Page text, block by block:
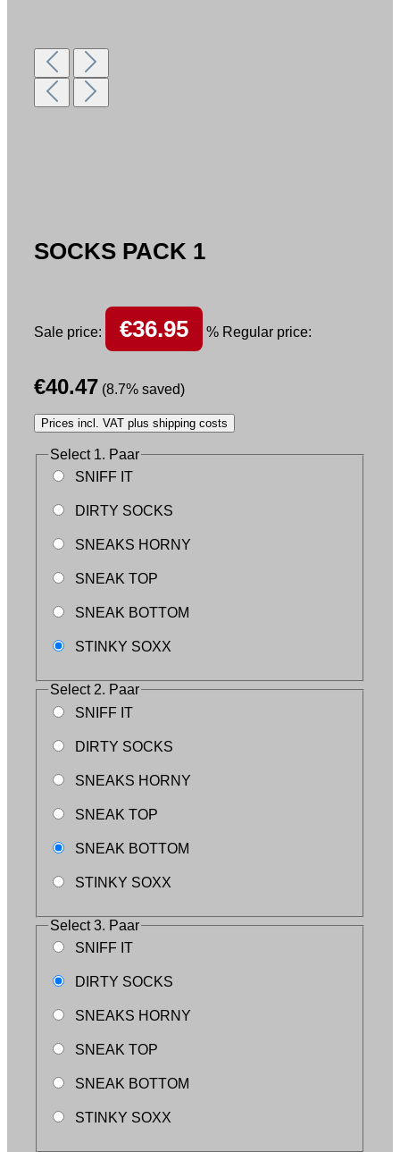
SOCKS PACK 1
Sale price: €36.95 % Regular price:
€40.47 (8.7% saved)
Prices incl. VAT plus shipping costs
Select 1. Paar
SNIFF IT
DIRTY SOCKS
SNEAKS HORNY
SNEAK TOP
SNEAK BOTTOM
STINKY SOXX
Select 2. Paar
SNIFF IT
DIRTY SOCKS
SNEAKS HORNY
SNEAK TOP
SNEAK BOTTOM
STINKY SOXX
Select3. Paar
SNIFF IT
DIRTY SOCKS
SNEAKS HORNY
SNEAK TOP
SNEAK BOTTOM
STINKY SOXX